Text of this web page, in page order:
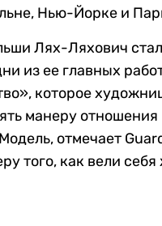
Нью-Йорке и
Лях-Ляхович
из ее главных
которое
манеру отношения
отмечает
того, как вели